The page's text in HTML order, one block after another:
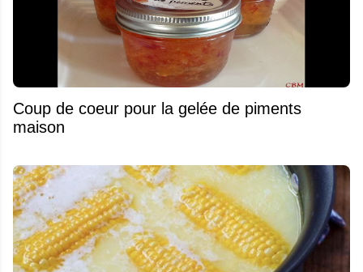
Coup de coeur pour la gelée de piments
maison